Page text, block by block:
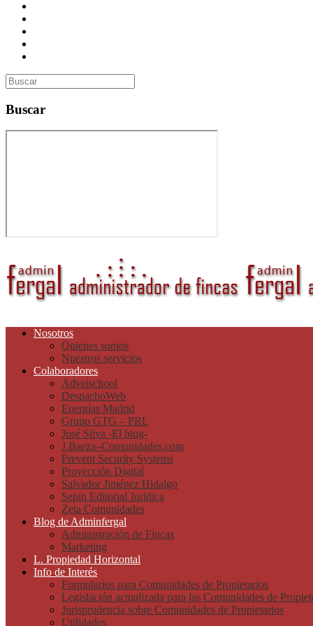
Buscar
Nosotros
Quienes somos
Nuestros servicios
Colaboradores
Adveischool
DespachoWeb
Energías Madrid
Grupo GTG – PRL
José Silva -El blog-
J.Baeza–Comunidades.com
Prevent Security Systems
Proyección Digital
Salvador Jiménez Hidalgo
Sepin Editorial Jurídica
Zeta Comunidades
Blog de Adminfergal
Administración de Fincas
Marketing
L. Propiedad Horizontal
Info de Interés
Formularios para Comunidades de Propietarios
Legislación actualizada para las Comunidades de
Jurisprudencia sobre Comunidades de Propietarios
Utilidades